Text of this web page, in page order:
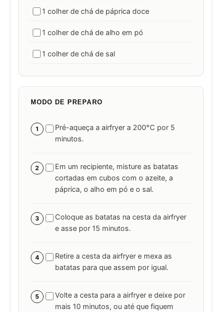
1 colher de chá de páprica doce
1 colher de chá de alho em pó
1 colher de chá de sal
MODO DE PREPARO
1
Pré-aqueça a airfryer a 200°C por 5
minutos.
2
Em um recipiente, misture as batatas
cortadas em cubos com o azeite, a
páprica, o alho em pó e o sal.
3
Coloque as batatas na cesta da airfryer
e asse por 15 minutos.
4
Retire a cesta da airfryer e mexa as
batatas para que assem por igual.
5
Volte a cesta para a airfryer e deixe por
mais 10 minutos, ou até que fiquem